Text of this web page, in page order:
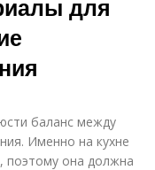
для
баланс между
Именно на кухне
поэтому она должна